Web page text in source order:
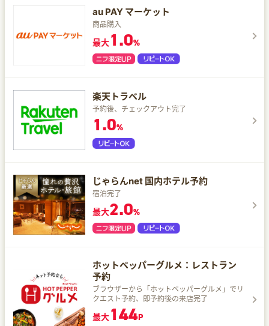
au PAY マーケット
商品購入
最大1.0%
楽天トラベル
予約後、チェックアウト完了
1.0%
じゃらんnet 国内ホテル予約
宿泊完了
最大2.0%
ホットペッパーグルメ：レストラン
予約
ブラウザーから「ホットペッパーグルメ」でリ
クエスト予約、即予約後の来店完了
最大144P